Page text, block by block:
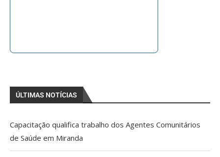
ÚLTIMAS NOTÍCIAS
Capacitação qualifica trabalho dos Agentes Comunitários
de Saúde em Miranda